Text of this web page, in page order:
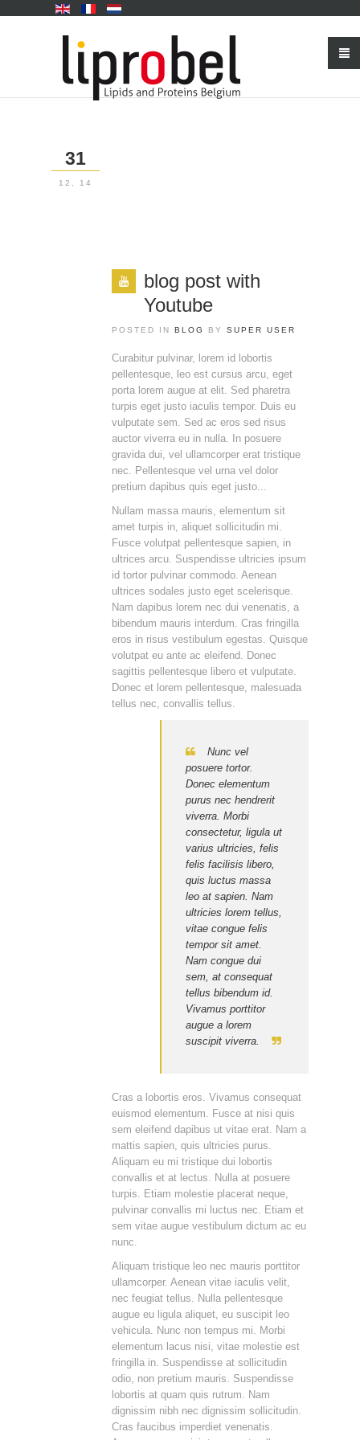
blog post with
Youtube
POSTED IN BLOG BY SUPER USER
Curabitur pulvinar, lorem id lobortis
pellentesque, leo est cursus arcu, eget
porta lorem augue at elit. Sed pharetra
turpis eget justo iaculis tempor. Duis eu
vulputate sem. Sed ac eros sed risus
auctor viverra eu in nulla. In posuere
gravida dui, vel ullamcorper erat tristique
nec. Pellentesque vel urna vel dolor
pretium dapibus quis eget justo...
Nullam massa mauris, elementum sit
amet turpis in, aliquet sollicitudin mi.
Fusce volutpat pellentesque sapien, in
ultrices arcu. Suspendisse ultricies ipsum
id tortor pulvinar commodo. Aenean
ultrices sodales justo eget scelerisque.
Nam dapibus lorem nec dui venenatis, a
bibendum mauris interdum. Cras fringilla
eros in risus vestibulum egestas. Quisque
volutpat eu ante ac eleifend. Donec
sagittis pellentesque libero et vulputate.
Donec et lorem pellentesque, malesuada
tellus nec, convallis tellus.
Nunc vel
posuere tortor.
Donec elementum
purus nec hendrerit
viverra. Morbi
consectetur, ligula ut
varius ultricies, felis
felis facilisis libero,
quis luctus massa
leo at sapien. Nam
ultricies lorem tellus,
vitae congue felis
tempor sit amet.
Nam congue dui
sem, at consequat
tellus bibendum id.
Vivamus porttitor
augue a lorem
suscipit viverra.
Cras a lobortis eros. Vivamus consequat
euismod elementum. Fusce at nisi quis
sem eleifend dapibus ut vitae erat. Nam a
mattis sapien, quis ultricies purus.
Aliquam eu mi tristique dui lobortis
convallis et at lectus. Nulla at posuere
turpis. Etiam molestie placerat neque,
pulvinar convallis mi luctus nec. Etiam et
sem vitae augue vestibulum dictum ac eu
nunc.
Aliquam tristique leo nec mauris porttitor
ullamcorper. Aenean vitae iaculis velit,
nec feugiat tellus. Nulla pellentesque
augue eu ligula aliquet, eu suscipit leo
vehicula. Nunc non tempus mi. Morbi
elementum lacus nisi, vitae molestie est
fringilla in. Suspendisse at sollicitudin
odio, non pretium mauris. Suspendisse
lobortis at quam quis rutrum. Nam
dignissim nibh nec dignissim sollicitudin.
Cras faucibus imperdiet venenatis.
31
12, 14